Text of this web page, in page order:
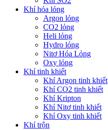
Khí hóa lỏng
Argon lỏng
CO2 lỏng
Heli lỏng
Hydro lỏng
Nitơ Hóa Lỏng
Oxy lỏng
Khí tinh khiết
Khí Argon tinh khiết
Khí CO2 tinh khiết
Khí Kripton
Khí Nitơ tinh khiết
Khí Oxy tinh khiết
Khí trộn